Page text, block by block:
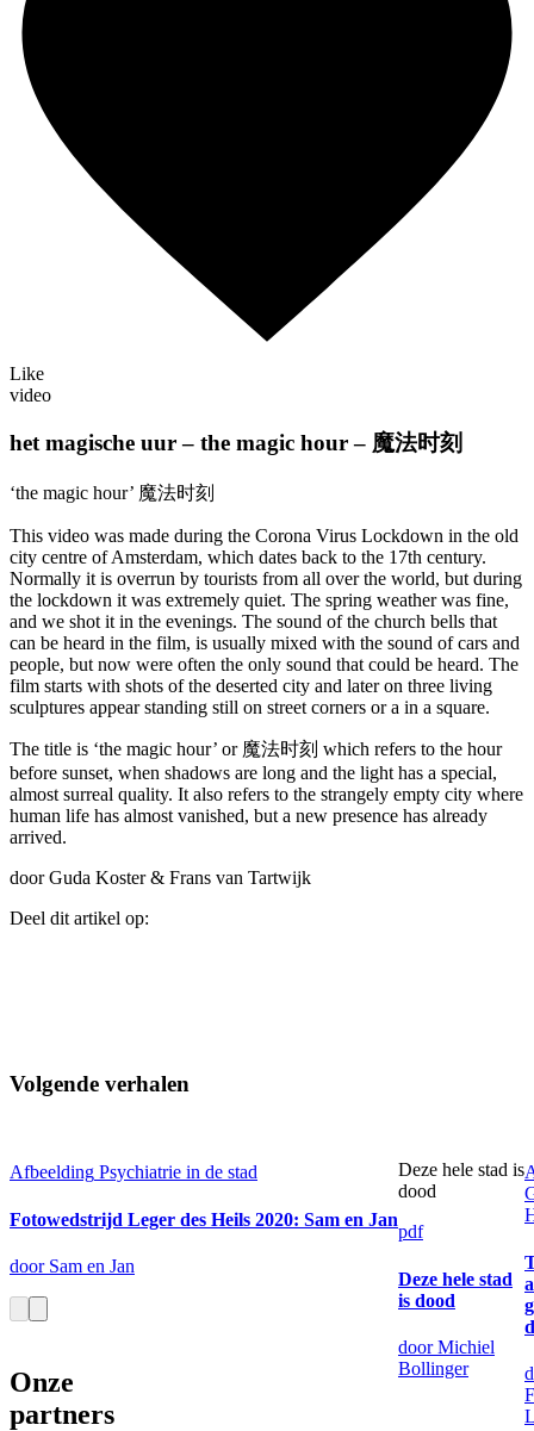
Like
video
het magische uur – the magic hour – 魔法时刻
‘the magic hour’ 魔法时刻
This video was made during the Corona Virus Lockdown in the old
city centre of Amsterdam, which dates back to the 17th century.
Normally it is overrun by tourists from all over the world, but during
the lockdown it was extremely quiet. The spring weather was fine,
and we shot it in the evenings. The sound of the church bells that
can be heard in the film, is usually mixed with the sound of cars and
people, but now were often the only sound that could be heard. The
film starts with shots of the deserted city and later on three living
sculptures appear standing still on street corners or a in a square.
The title is ‘the magic hour’ or 魔法时刻 which refers to the hour
before sunset, when shadows are long and the light has a special,
almost surreal quality. It also refers to the strangely empty city where
human life has almost vanished, but a new presence has already
arrived.
door Guda Koster & Frans van Tartwijk
Deel dit artikel op:
Volgende verhalen
Afbeelding Psychiatrie in de stad
Fotowedstrijd Leger des Heils 2020: Sam en Jan
door Sam en Jan
Deze hele stad is
dood
pdf
Deze hele stad
is dood
door Michiel
Bollinger
Onze
partners